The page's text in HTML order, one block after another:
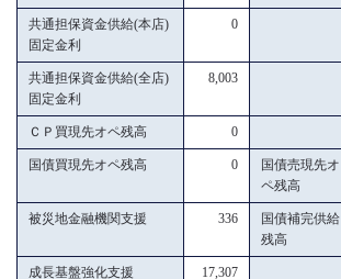
共通担保資金供給(本店)
固定金利
0
共通担保資金供給(全店)
固定金利
8,003
ＣＰ買現先オペ残高 0
国債買現先オペ残高 0
国債売現先オ
ペ残高
被災地金融機関支援 336
国債補完供給
残高
成長基盤強化支援 17,307